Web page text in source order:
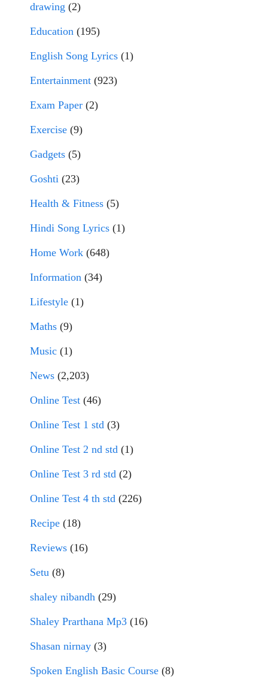
drawing (2)
Education (195)
English Song Lyrics (1)
Entertainment (923)
Exam Paper (2)
Exercise (9)
Gadgets (5)
Goshti (23)
Health & Fitness (5)
Hindi Song Lyrics (1)
Home Work (648)
Information (34)
Lifestyle (1)
Maths (9)
Music (1)
News (2,203)
Online Test (46)
Online Test 1 std (3)
Online Test 2 nd std (1)
Online Test 3 rd std (2)
Online Test 4 th std (226)
Recipe (18)
Reviews (16)
Setu (8)
shaley nibandh (29)
Shaley Prarthana Mp3 (16)
Shasan nirnay (3)
Spoken English Basic Course (8)